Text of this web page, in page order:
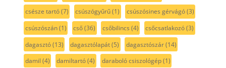
csésze tartó(7) csúszógyűrű(1) csúszósines gérvágó(3)
csúszószán(1) cső(36) csőbilincs (4) csőcsatlakozó(3)
dagasztó(13) dagasztólapát(5) dagasztószár(14)
damil (4) damiltartó(4) daraboló csiszológép(1)